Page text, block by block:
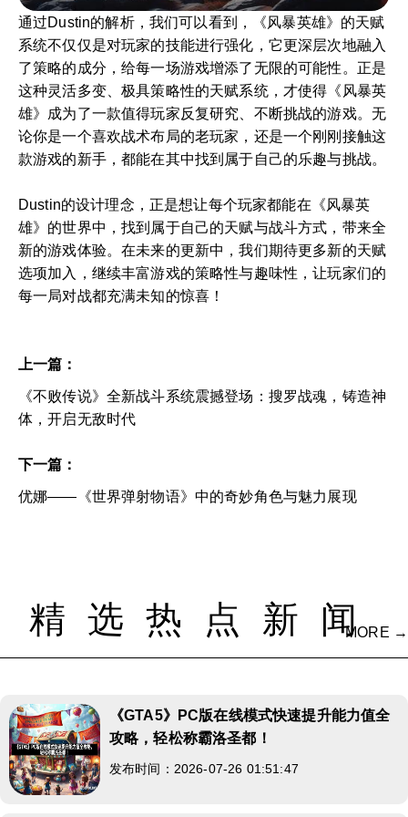
通过Dustin的解析，我们可以看到，《风暴英雄》的天赋
系统不仅仅是对玩家的技能进行强化，它更深层次地融入
了策略的成分，给每一场游戏增添了无限的可能性。正是
这种灵活多变、极具策略性的天赋系统，才使得《风暴英
雄》成为了一款值得玩家反复研究、不断挑战的游戏。无
论你是一个喜欢战术布局的老玩家，还是一个刚刚接触这
款游戏的新手，都能在其中找到属于自己的乐趣与挑战。
Dustin的设计理念，正是想让每个玩家都能在《风暴英
雄》的世界中，找到属于自己的天赋与战斗方式，带来全
新的游戏体验。在未来的更新中，我们期待更多新的天赋
选项加入，继续丰富游戏的策略性与趣味性，让玩家们的
每一局对战都充满未知的惊喜！
上一篇：
《不败传说》全新战斗系统震撼登场：搜罗战魂，铸造神
体，开启无敌时代
下一篇：
优娜——《世界弹射物语》中的奇妙角色与魅力展现
精选热点新闻
MORE →
《GTA5》PC版在线模式快速提升能力值全
攻略，轻松称霸洛圣都！
发布时间：2026-07-26 01:51:47